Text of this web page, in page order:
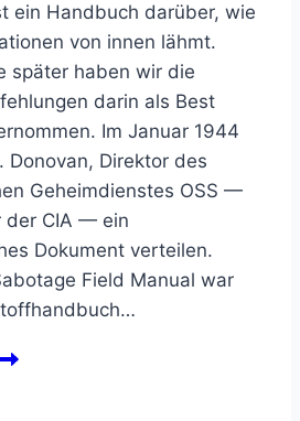
ein Handbuch darüber, wie
von innen lähmt.
später haben wir die
darin als Best
Im Januar 1944
Donovan, Direktor des
Geheimdienstes OSS —
der CIA — ein
Dokument verteilen.
Field Manual war